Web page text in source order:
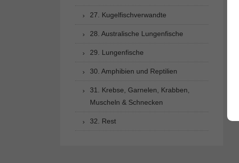
27. Kugelfischverwandte
28. Australische Lungenfische
29. Lungenfische
30. Amphibien und Reptilien
31. Krebse, Garnelen, Krabben,
Muscheln & Schnecken
32. Rest